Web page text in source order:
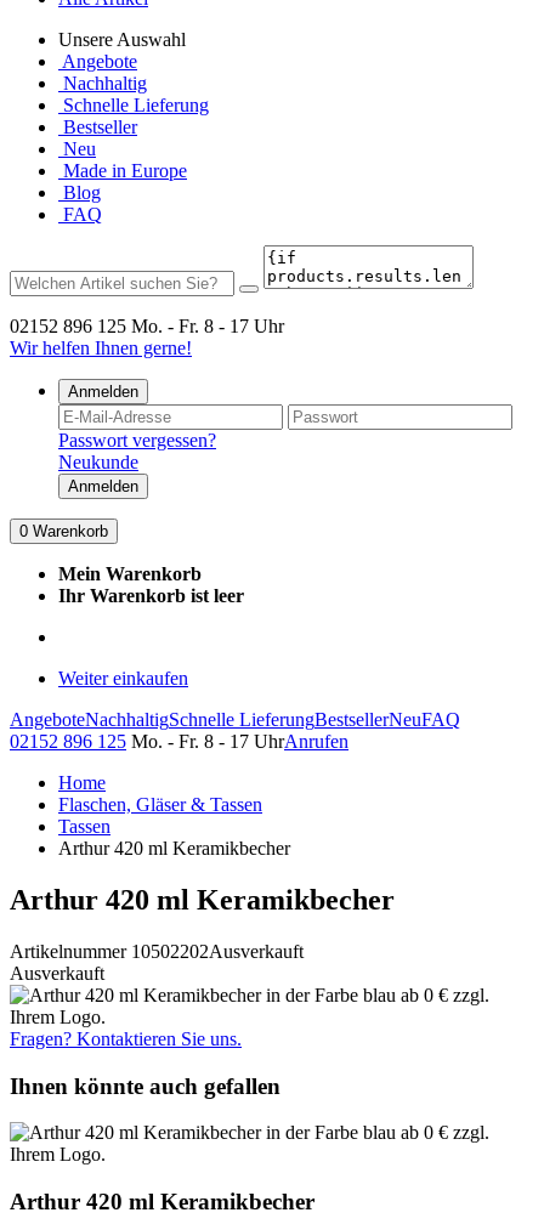
Unsere Auswahl
Angebote
Nachhaltig
Schnelle Lieferung
Bestseller
Neu
Made in Europe
Blog
FAQ
02152 896 125 Mo. - Fr. 8 - 17 Uhr
Wir helfen Ihnen gerne!
Anmelden
Passwort vergessen?
Neukunde
Anmelden
0 Warenkorb
Mein Warenkorb
Ihr Warenkorb ist leer
Weiter einkaufen
AngeboteNachhaltigSchnelle LieferungBestsellerNeuFAQ
02152 896 125 Mo. - Fr. 8 - 17 UhrAnrufen
Home
Flaschen, Gläser & Tassen
Tassen
Arthur 420 ml Keramikbecher
Arthur 420 ml Keramikbecher
Artikelnummer 10502202Ausverkauft
Ausverkauft
Fragen? Kontaktieren Sie uns.
Ihnen könnte auch gefallen
Arthur 420 ml Keramikbecher